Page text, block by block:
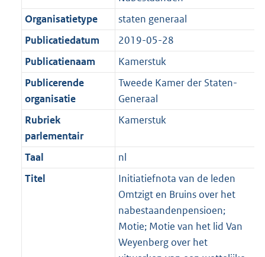
Organisatietype
staten generaal
Publicatiedatum
2019-05-28
Publicatienaam
Kamerstuk
Publicerende
organisatie
Tweede Kamer der Staten-
Generaal
Rubriek
parlementair
Kamerstuk
Taal
nl
Titel
Initiatiefnota van de leden
Omtzigt en Bruins over het
nabestaandenpensioen;
Motie; Motie van het lid Van
Weyenberg over het